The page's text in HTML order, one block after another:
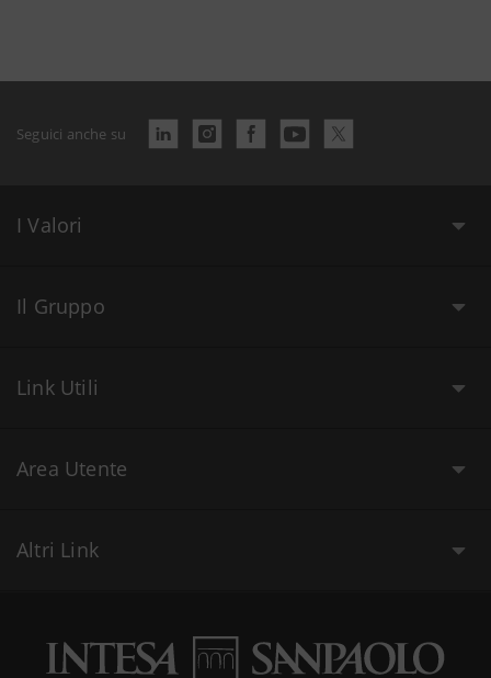
Seguici anche su
I Valori
Il Gruppo
Link Utili
Area Utente
Altri Link